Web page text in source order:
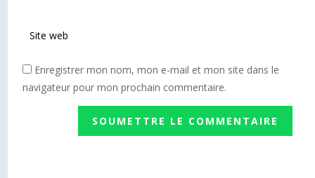
Enregistrer mon nom, mon e-mail et mon site dans le
navigateur pour mon prochain commentaire.
SOUMETTRE LE COMMENTAIRE